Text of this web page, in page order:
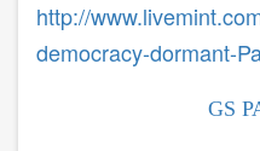
http://
democracy-dormant-
GS